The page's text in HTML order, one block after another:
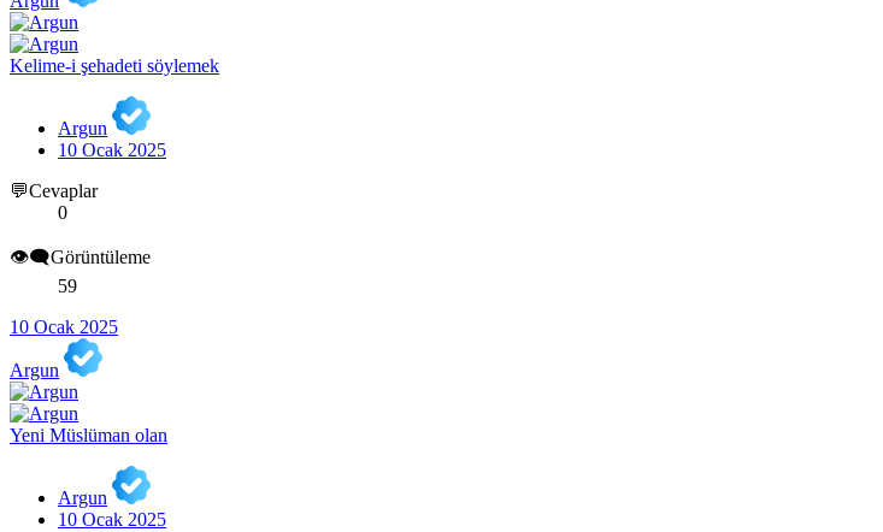
Kelime-i şehadeti söylemek
Argun
10 Ocak 2025
💬Cevaplar
0
👁️‍🗨️Görüntüleme
59
10 Ocak 2025
Argun
Yeni Müslüman olan
Argun
10 Ocak 2025